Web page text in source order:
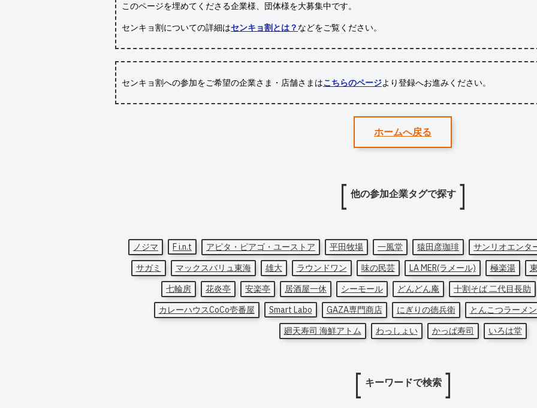
このページを埋めてくださる企業様、団体様を大募集中です。
センキョ割についての詳細はセンキョ割とは？ などをご覧ください。
センキョ割への参加をご希望の企業さま・店舗さまはこちらのページより登録へお進みください。
ホームへ戻る
他の参加企業タグで探す
ノジマ F i.n.t アピタ・ピアゴ・ユーストア 平田牧場 一風堂 猿田彦珈琲
サンリオエンタ
サガミ
マックスバリュ東海 雄大 ラウンドワン 味の民芸 LA MER(ラメール) 極楽湯
七輪房
花炎亭 安楽亭 居酒屋一休 シーモール どんどん庵
十割そば 二代目長助
カレーハウスCoCo壱番屋
Smart Labo GAZA専門商店 にぎりの徳兵衛
とんこつラーメ
廻天寿司 海鮮アトム
わっしょい かっぱ寿司 いろは堂
キーワードで検索